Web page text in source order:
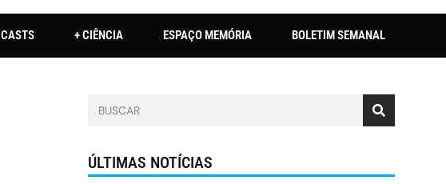
+ CIÊNCIA ESPAÇO MEMÓRIA BOLETIM SEMANAL
ÚLTIMAS NOTÍCIAS